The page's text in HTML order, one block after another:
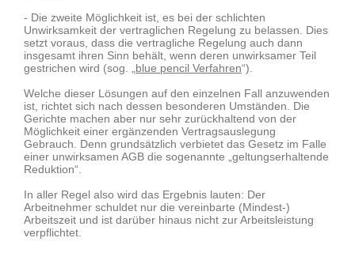
- Die zweite Möglichkeit ist, es bei der schlichten
Unwirksamkeit der vertraglichen Regelung zu belassen. Dies
setzt voraus, dass die vertragliche Regelung auch dann
insgesamt ihren Sinn behält, wenn deren unwirksamer Teil
gestrichen wird (sog. „blue pencil Verfahren“).
Welche dieser Lösungen auf den einzelnen Fall anzuwenden
ist, richtet sich nach dessen besonderen Umständen. Die
Gerichte machen aber nur sehr zurückhaltend von der
Möglichkeit einer ergänzenden Vertragsauslegung
Gebrauch. Denn grundsätzlich verbietet das Gesetz im Falle
einer unwirksamen AGB die sogenannte „geltungserhaltende
Reduktion“.
In aller Regel also wird das Ergebnis lauten: Der
Arbeitnehmer schuldet nur die vereinbarte (Mindest-)
Arbeitszeit und ist darüber hinaus nicht zur Arbeitsleistung
verpflichtet.